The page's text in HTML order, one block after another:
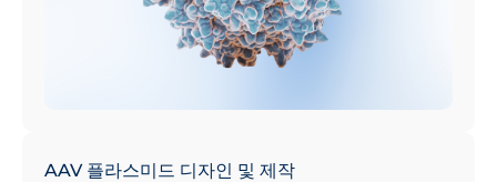
AAV 플라스미드 디자인 및 제작